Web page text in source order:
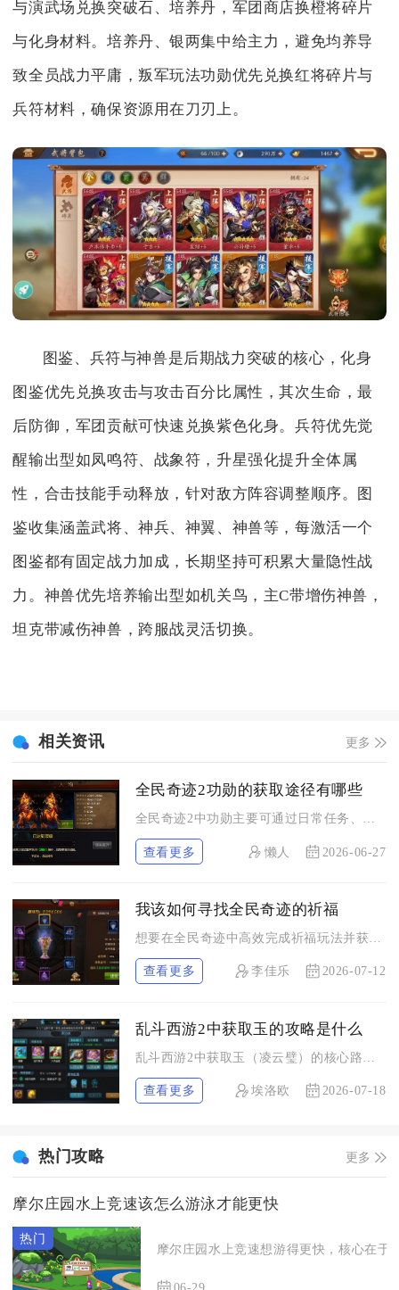
与演武场兑换突破石、培养丹，军团商店换橙将碎片
与化身材料。培养丹、银两集中给主力，避免均养导
致全员战力平庸，叛军玩法功勋优先兑换红将碎片与
兵符材料，确保资源用在刀刃上。
图鉴、兵符与神兽是后期战力突破的核心，化身
图鉴优先兑换攻击与攻击百分比属性，其次生命，最
后防御，军团贡献可快速兑换紫色化身。兵符优先觉
醒输出型如凤鸣符、战象符，升星强化提升全体属
性，合击技能手动释放，针对敌方阵容调整顺序。图
鉴收集涵盖武将、神兵、神翼、神兽等，每激活一个
图鉴都有固定战力加成，长期坚持可积累大量隐性战
力。神兽优先培养输出型如机关鸟，主C带增伤神兽，
坦克带减伤神兽，跨服战灵活切换。
相关资讯 更多
全民奇迹2功勋的获取途径有哪些
查看更多 懒人 2026-06-27
我该如何寻找全民奇迹的祈福
查看更多 李佳乐 2026-07-12
乱斗西游2中获取玉的攻略是什么
查看更多 埃洛欧 2026-07-18
热门攻略 更多
摩尔庄园水上竞速该怎么游泳才能更快
摩尔庄园水上竞速想游得更快，核心在于